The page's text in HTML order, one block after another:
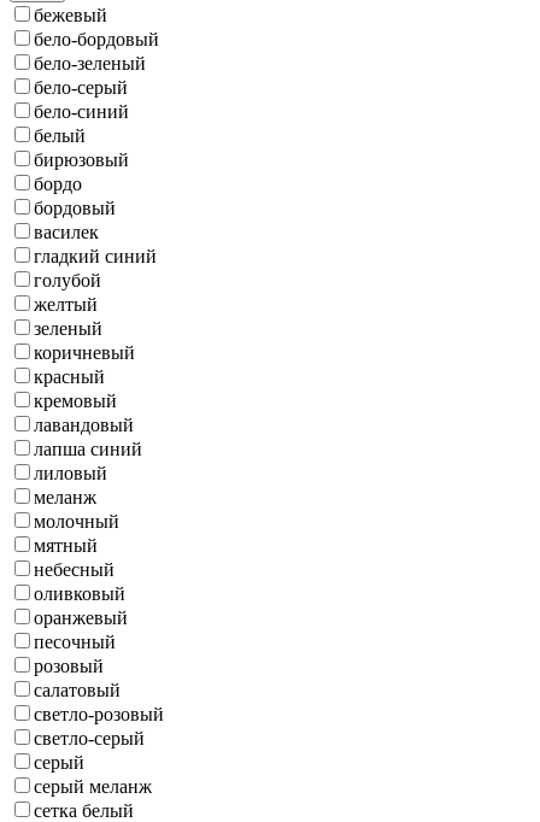
бежевый
бело-бордовый
бело-зеленый
бело-серый
бело-синий
белый
бирюзовый
бордо
бордовый
василек
гладкий синий
голубой
желтый
зеленый
коричневый
красный
кремовый
лавандовый
лапша синий
лиловый
меланж
молочный
мятный
небесный
оливковый
оранжевый
песочный
розовый
салатовый
светло-розовый
светло-серый
серый
серый меланж
сетка белый